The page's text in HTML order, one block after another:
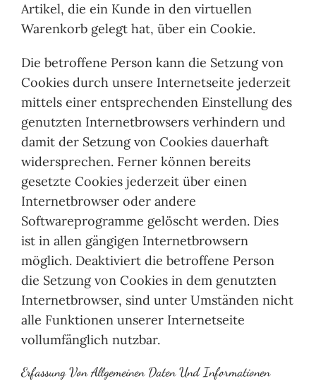
Artikel, die ein Kunde in den virtuellen
Warenkorb gelegt hat, über ein Cookie.
Die betroffene Person kann die Setzung von
Cookies durch unsere Internetseite jederzeit
mittels einer entsprechenden Einstellung des
genutzten Internetbrowsers verhindern und
damit der Setzung von Cookies dauerhaft
widersprechen. Ferner können bereits
gesetzte Cookies jederzeit über einen
Internetbrowser oder andere
Softwareprogramme gelöscht werden. Dies
ist in allen gängigen Internetbrowsern
möglich. Deaktiviert die betroffene Person
die Setzung von Cookies in dem genutzten
Internetbrowser, sind unter Umständen nicht
alle Funktionen unserer Internetseite
vollumfänglich nutzbar.
Erfassung Von Allgemeinen Daten Und Informationen